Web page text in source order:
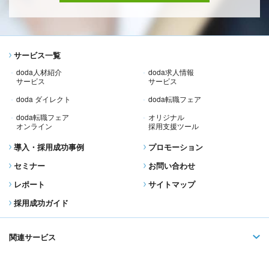
サービス一覧
doda人材紹介
サービス
doda求人情報
サービス
doda ダイレクト
doda転職フェア
doda転職フェア
オンライン
オリジナル
採用支援ツール
導入・採用成功事例
セミナー
レポート
採用成功ガイド
プロモーション
お問い合わせ
サイトマップ
関連サービス